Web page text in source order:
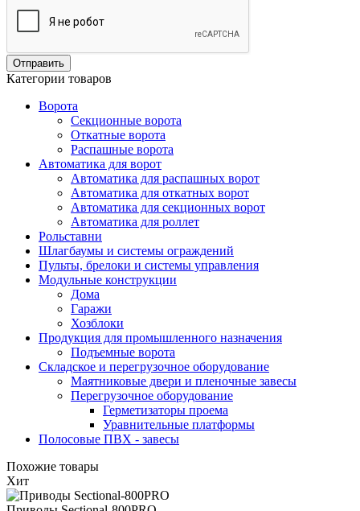
Категории товаров
Ворота
Секционные ворота
Откатные ворота
Распашные ворота
Автоматика для ворот
Автоматика для распашных ворот
Автоматика для откатных ворот
Автоматика для секционных ворот
Автоматика для роллет
Рольставни
Шлагбаумы и системы ограждений
Пульты, брелоки и системы управления
Модульные конструкции
Дома
Гаражи
Хозблоки
Продукция для промышленного назначения
Подъемные ворота
Складское и перегрузочное оборудование
Маятниковые двери и пленочные завесы
Перегрузочное оборудование
Герметизаторы проема
Уравнительные платформы
Полосовые ПВХ - завесы
Похожие товары
Хит